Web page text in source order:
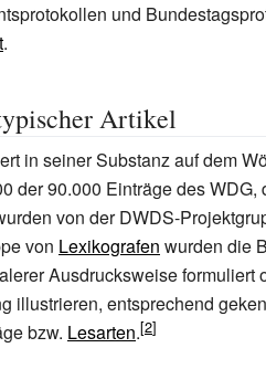
und
.
Artikel
in seiner Substanz auf dem
der 90.000 Einträge des
von der DWDS-
von Lexikografen wurden die
Ausdrucksweise formuliert
illustrieren, entsprechend
bzw. Lesarten.